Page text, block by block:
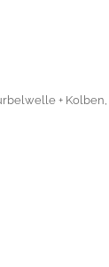
+ Kolben,